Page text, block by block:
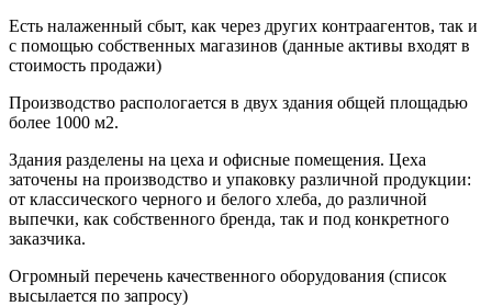
Есть налаженный сбыт, как через других контраагентов, так и
с помощью собственных магазинов (данные активы входят в
стоимость продажи)
Производство распологается в двух здания общей площадью
более 1000 м2.
Здания разделены на цеха и офисные помещения. Цеха
заточены на производство и упаковку различной продукции:
от классического черного и белого хлеба, до различной
выпечки, как собственного бренда, так и под конкретного
заказчика.
Огромный перечень качественного оборудования (список
высылается по запросу)